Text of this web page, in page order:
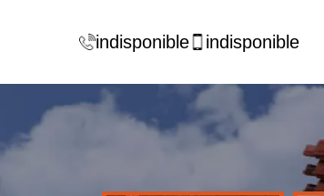
indisponible indisponible